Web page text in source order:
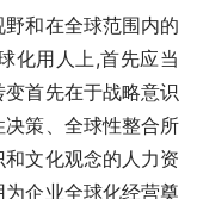
和在全球范围内的
化用人上,首先应当
首先在于战略意识
策、全球性整合所
文化观念的人力资
企业全球化经营奠